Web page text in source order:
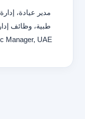
طبية، وظائف